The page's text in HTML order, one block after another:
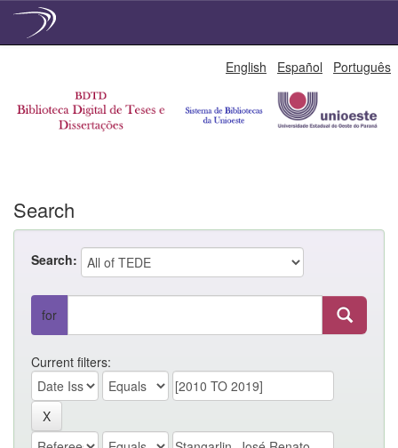
English Español Português
Search
Search:
for
Current filters: